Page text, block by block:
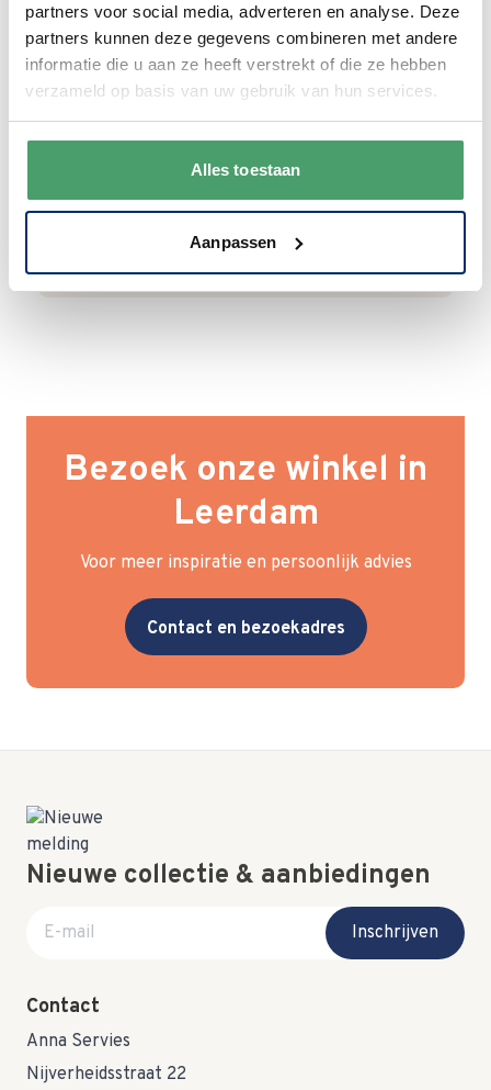
partners voor social media, adverteren en analyse. Deze
partners kunnen deze gegevens combineren met andere
informatie die u aan ze heeft verstrekt of die ze hebben
verzameld op basis van uw gebruik van hun services.
Alles toestaan
Aanpassen
We krijgen een goede waardering van Onze
klanten. 9+ gemiddeld.
Bezoek onze winkel in
Leerdam
Voor meer inspiratie en persoonlijk advies
Contact en bezoekadres
Nieuwe collectie & aanbiedingen
E-mail adres
Inschrijven
Contact
Anna Servies
Nijverheidsstraat 22